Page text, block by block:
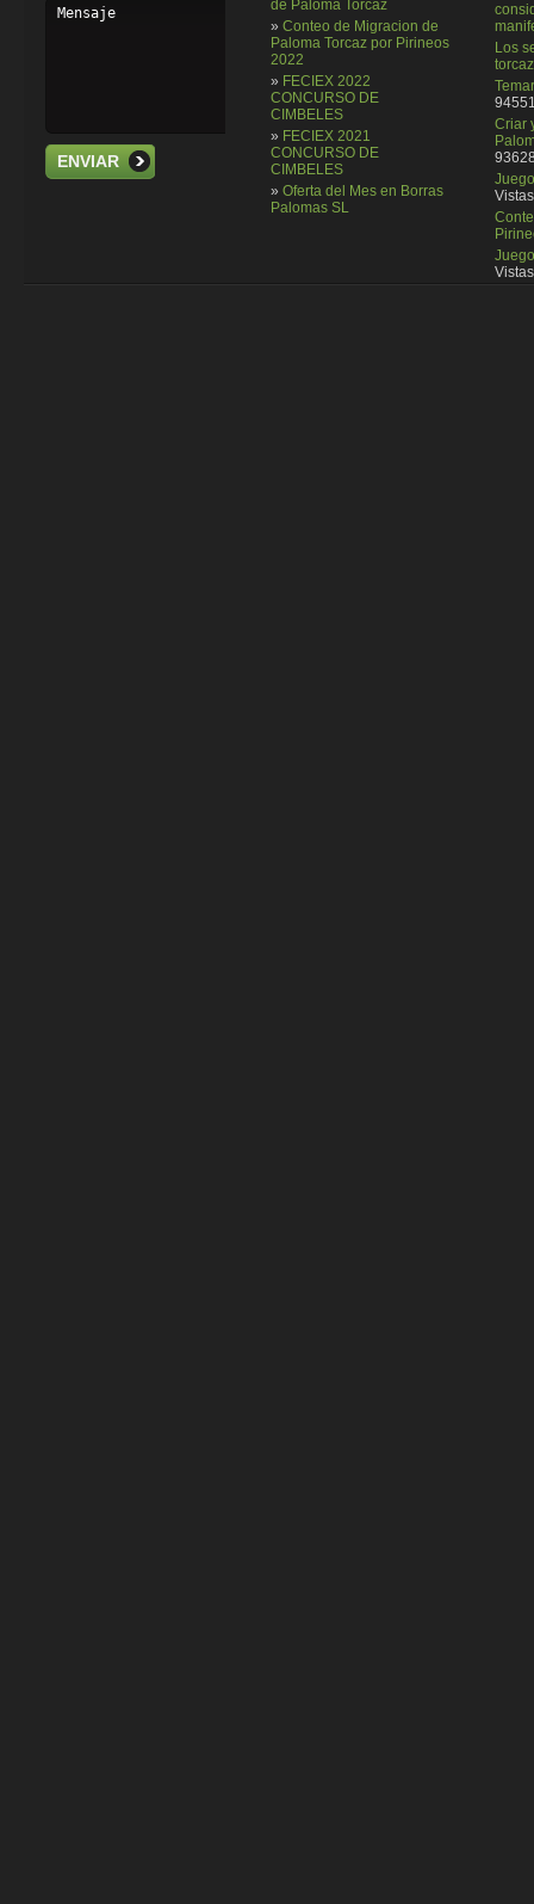
ENVIAR
de Paloma Torcaz
» Conteo de Migracion de
Paloma Torcaz por Pirineos
2022
» FECIEX 2022
CONCURSO DE
CIMBELES
» FECIEX 2021
CONCURSO DE
CIMBELES
» Oferta del Mes en Borras
Palomas SL
Los
torcaz
Criar
Vistas
Vistas